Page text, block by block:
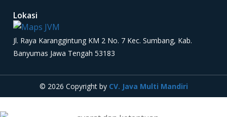
Lokasi
Jl. Raya Karanggintung KM 2 No. 7 Kec. Sumbang, Kab.
Banyumas Jawa Tengah 53183
© 2026 Copyright by CV. Java Multi Mandiri